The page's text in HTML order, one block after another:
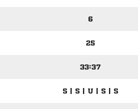
6
25
33:37
S | S | U | S | S